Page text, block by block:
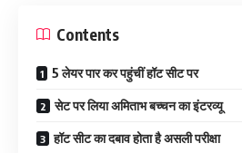
Contents
5 लेयर पार कर पहुंचीं हॉट सीट पर
सेट पर लिया अमिताभ बच्चन का इंटरव्यू
हॉट सीट का दबाव होता है असली परीक्षा